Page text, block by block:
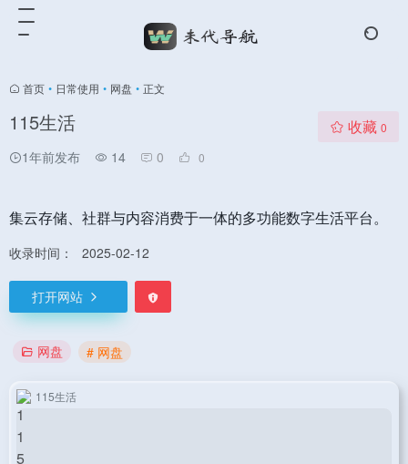
首页 • 日常使用 • 网盘 • 正文
115生活
1年前发布 14 0 0
收藏 0
集云存储、社群与内容消费于一体的多功能数字生活平台。
收录时间： 2025-02-12
打开网站
网盘 # 网盘
115生活